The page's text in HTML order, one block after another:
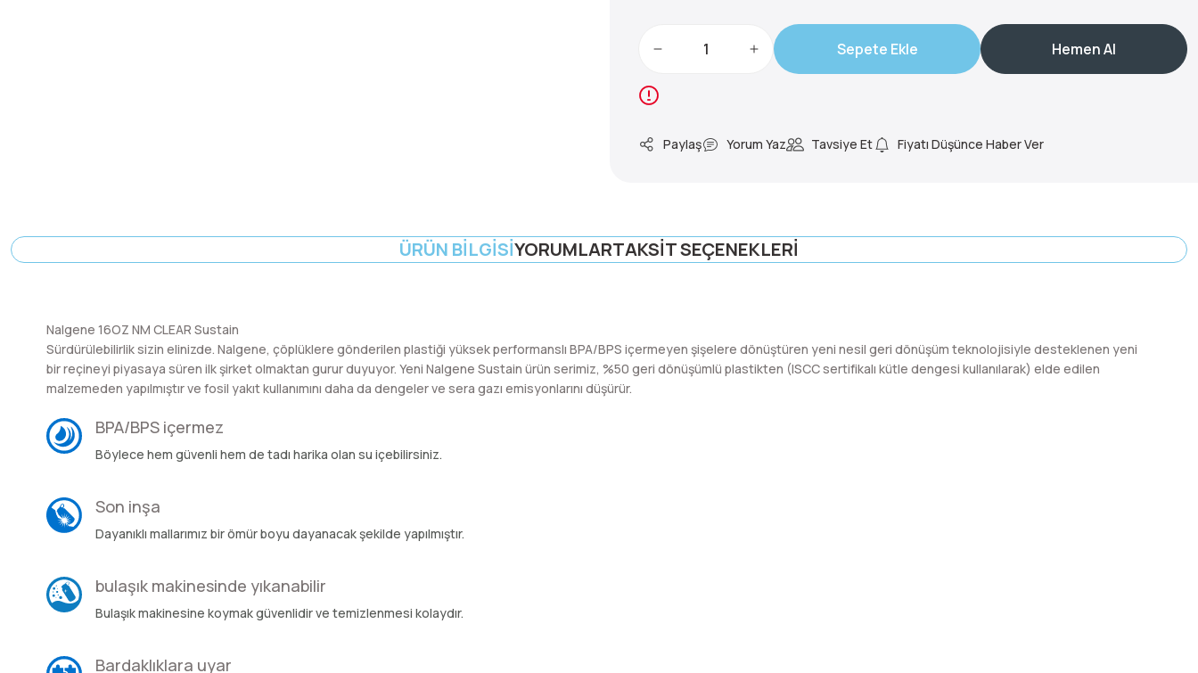
Sepete Ekle Hemen Al
Paylaş Yorum Yaz Tavsiye Et Fiyatı Düşünce Haber Ver
ÜRÜN BILGISIYORUMLARTAKSIT SEÇENEKLERI
Nalgene 16OZ NM CLEAR Sustain
Sürdürülebilirlik sizin elinizde. Nalgene, çöplüklere gönderilen plastiği yüksek performanslı BPA/BPS içermeyen şişelere dönüştüren yeni nesil geri dönüşüm teknolojisiyle desteklenen yeni
bir reçineyi piyasaya süren ilk şirket olmaktan gurur duyuyor. Yeni Nalgene Sustain ürün serimiz, %50 geri dönüşümlü plastikten (ISCC sertifikalı kütle dengesi kullanılarak) elde edilen
malzemeden yapılmıştır ve fosil yakıt kullanımını daha da dengeler ve sera gazı emisyonlarını düşürür.
BPA/BPS içermez
Böylece hem güvenli hem de tadı harika olan su içebilirsiniz.
Son inşa
Dayanıklı mallarımız bir ömür boyu dayanacak şekilde yapılmıştır.
bulaşık makinesinde yıkanabilir
Bulaşık makinesine koymak güvenlidir ve temizlenmesi kolaydır.
Bardaklıklara uyar